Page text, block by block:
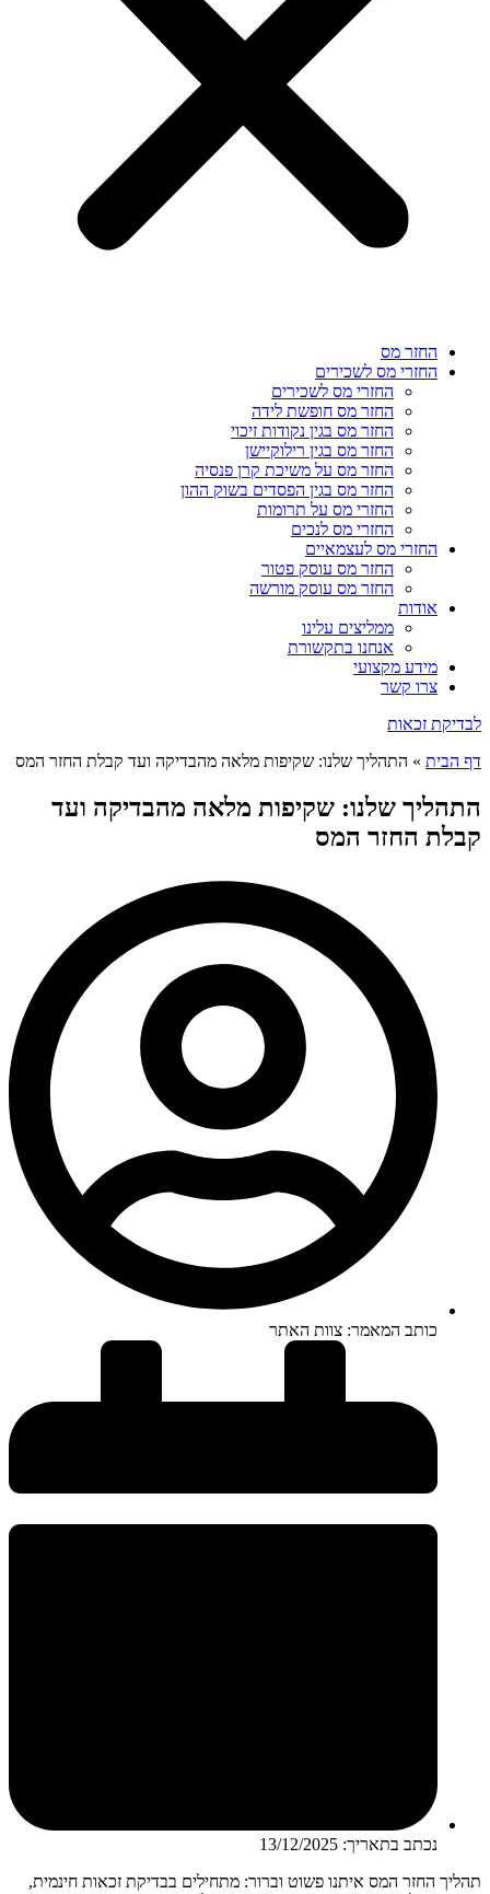
החזר מס
החזרי מס לשכירים
החזרי מס לשכירים
החזר מס חופשת לידה
החזר מס בגין נקודות זיכוי
החזר מס בגין רילוקיישן
החזר מס על משיכת קרן פנסיה
החזר מס בגין הפסדים בשוק ההון
החזרי מס על תרומות
החזרי מס לנכים
החזרי מס לעצמאיים
החזר מס עוסק פטור
החזר מס עוסק מורשה
אודות
ממליצים עלינו
אנחנו בתקשורת
מידע מקצועי
צרו קשר
לבדיקת זכאות
דף הבית » התהליך שלנו: שקיפות מלאה מהבדיקה ועד קבלת החזר המס
התהליך שלנו: שקיפות מלאה מהבדיקה ועד
קבלת החזר המס
כותב המאמר: צוות האתר
נכתב בתאריך: 13/12/2025
תהליך החזר המס איתנו פשוט וברור: מתחילים בבדיקת זכאות חינמית,